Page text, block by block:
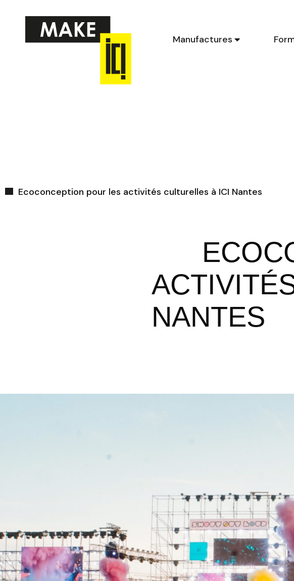
contenu Manufactures
Ecoconception pour les activités culturelles à ICI Nantes
ECOCONCEPTION POUR LES
NANTES